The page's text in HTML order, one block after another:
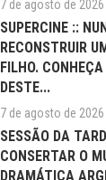
7 de agosto de 2026
SUPERCINE ::
RECONSTRUIR
FILHO.
DESTE...
7 de agosto de 2026
SESSÃO DA
CONSERTAR O
DRAMÁTICA